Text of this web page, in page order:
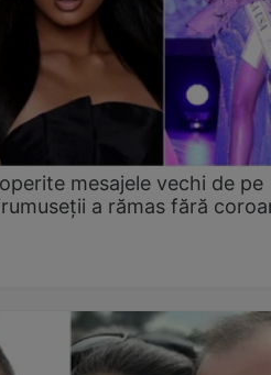
mesajele vechi de pe
a rămas fără